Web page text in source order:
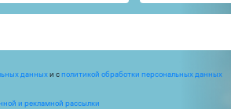
данныхи сполитикой обработки персональных данных
и рекламной рассылки